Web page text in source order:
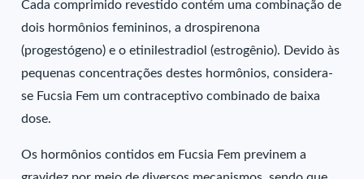
Cada comprimido revestido contém uma combinação de
dois hormônios femininos, a drospirenona
(progestógeno) e o etinilestradiol (estrogênio). Devido às
pequenas concentrações destes hormônios, considera-
se Fucsia Fem um contraceptivo combinado de baixa
dose.
Os hormônios contidos em Fucsia Fem previnem a